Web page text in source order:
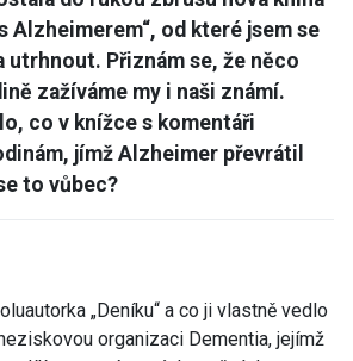
Alzheimerem“, od které jsem se
utrhnout. Přiznám se, že něco
zažíváme my i naši známí.
co v knížce s komentáři
jímž Alzheimer převrátil
to vůbec?
„Deníku“ a co ji vlastně vedlo
organizaci Dementia, jejímž